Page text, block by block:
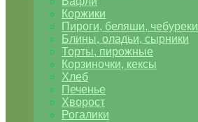
Коржики
Пироги, беляши, чебуреки
Блины, оладьи, сырники
Торты, пирожные
Корзиночки, кексы
Хлеб
Печенье
Хворост
Рогалики